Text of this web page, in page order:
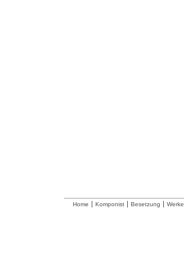
Home Komponist Besetzung Werke